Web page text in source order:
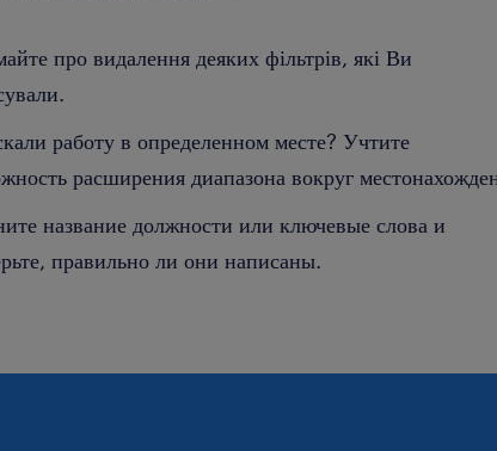
про видалення деяких фільтрів, які Ви
работу в определенном месте? Учтите
расширения диапазона вокруг
название должности или ключевые слова и
правильно ли они написаны.